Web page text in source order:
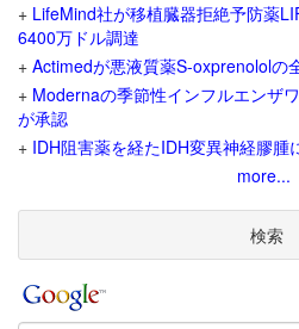
+ LifeMind社が移植臓器拒絶予防薬
6400万ドル調達
+ Actimedが悪液質薬S-oxprenololの
+ Modernaの季節性インフルエンザ
が承認
+ IDH阻害薬を経たIDH変異神経膠腫
more...
検索